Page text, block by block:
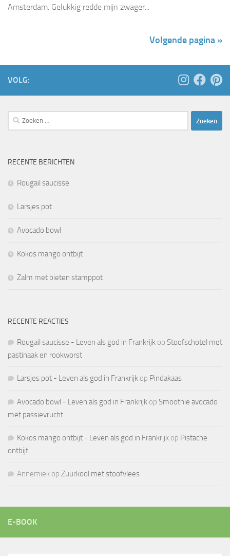
Amsterdam. Gelukkig redde mijn zwager...
Volgende pagina »
VOLG:
Zoeken
naar:
RECENTE BERICHTEN
Rougail saucisse
Larsjes pot
Avocado bowl
Kokos mango ontbijt
Zalm met bieten stamppot
RECENTE REACTIES
Rougail saucisse - Leven als god in Frankrijk op Stoofschotel met
pastinaak en rookworst
Larsjes pot - Leven als god in Frankrijk op Pindakaas
Avocado bowl - Leven als god in Frankrijk op Smoothie avocado
met passievrucht
Kokos mango ontbijt - Leven als god in Frankrijk op Pistache
ontbijt
Annemiek op Zuurkool met stoofvlees
E-BOOK